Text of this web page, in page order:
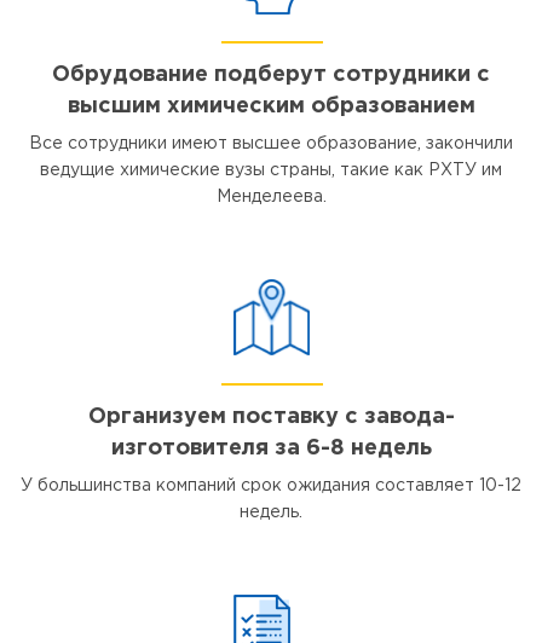
Обрудование подберут сотрудники с
высшим химическим образованием
Все сотрудники имеют высшее образование, закончили
ведущие химические вузы страны, такие как РХТУ им
Менделеева.
Организуем поставку с завода-
изготовителя за 6-8 недель
У большинства компаний срок ожидания составляет 10-12
недель.